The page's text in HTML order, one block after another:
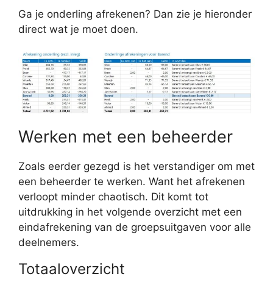
Ga je onderling afrekenen? Dan zie je hieronder
direct wat je moet doen.
Werken met een beheerder
Zoals eerder gezegd is het verstandiger om met
een beheerder te werken. Want het afrekenen
verloopt minder chaotisch. Dit komt tot
uitdrukking in het volgende overzicht met een
eindafrekening van de groepsuitgaven voor alle
deelnemers.
Totaaloverzicht